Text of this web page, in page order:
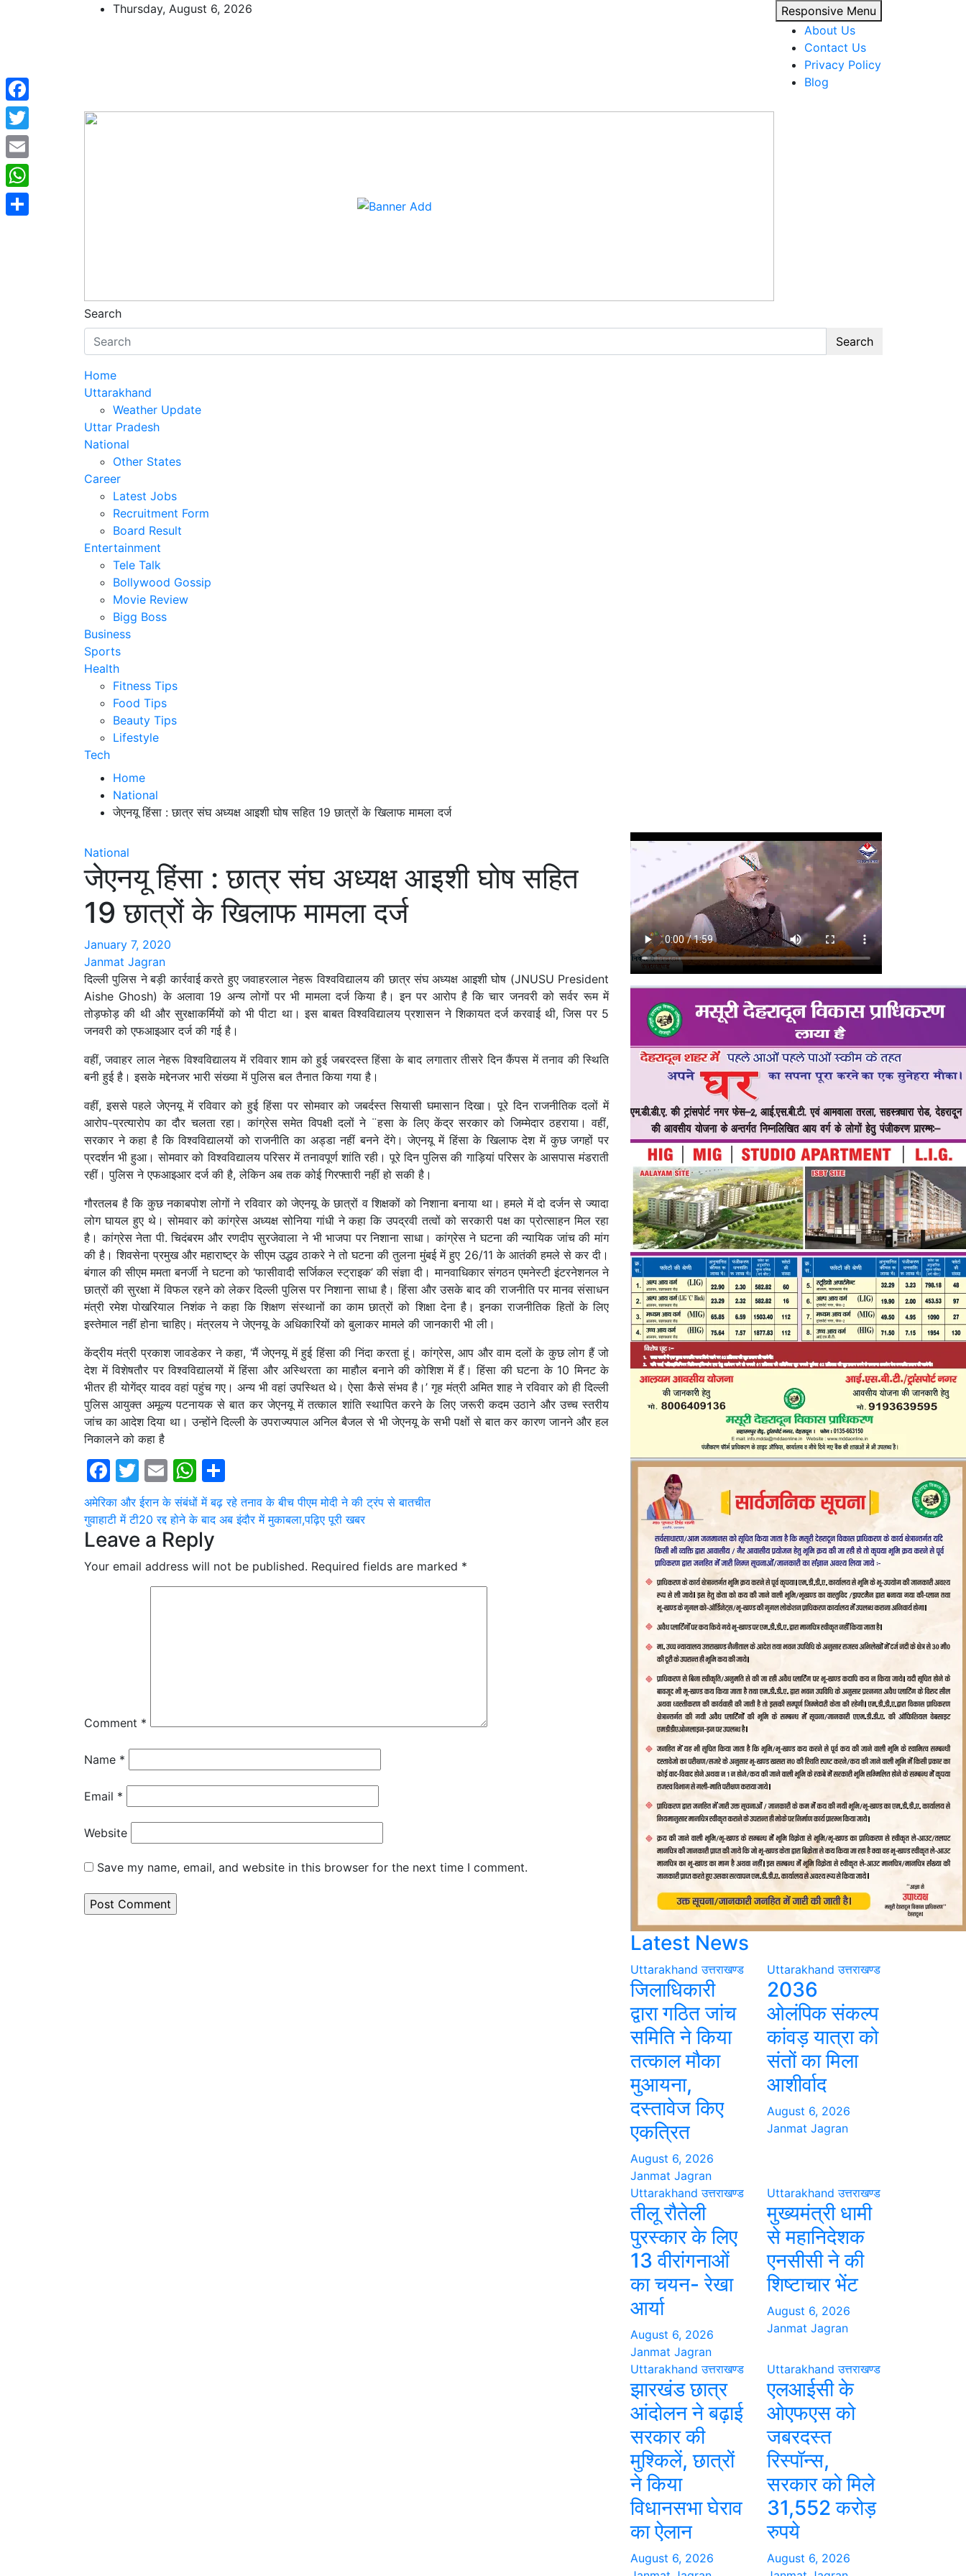
Thursday, August 6, 2026
Responsive Menu
About Us
Contact Us
Privacy Policy
Blog
Search
Search
Home
Uttarakhand
Weather Update
Uttar Pradesh
National
Other States
Career
Latest Jobs
Recruitment Form
Board Result
Entertainment
Tele Talk
Bollywood Gossip
Movie Review
Bigg Boss
Business
Sports
Health
Fitness Tips
Food Tips
Beauty Tips
Lifestyle
Tech
Home
National
जेएनयू हिंसा : छात्र संघ अध्यक्ष आइशी घोष सहित 19 छात्रों के खिलाफ मामला दर्ज
National
जेएनयू हिंसा : छात्र संघ अध्यक्ष आइशी घोष सहित
19 छात्रों के खिलाफ मामला दर्ज
January 7, 2020
Janmat Jagran
दिल्ली पुलिस ने बड़ी कार्रवाई करते हुए जवाहरलाल नेहरू विश्वविद्यालय की छात्र संघ अध्यक्ष आइशी घोष (JNUSU President
Aishe Ghosh) के अलावा 19 अन्य लोगों पर भी मामला दर्ज किया है। इन पर आरोप है कि चार जनवरी को सर्वर रूम में
तोड़फोड़ की थी और सुरक्षाकर्मियों को भी पीटा था। इस बाबत विश्वविद्यालय प्रशासन ने शिकायत दर्ज करवाई थी, जिस पर 5
जनवरी को एफआइआर दर्ज की गई है।
वहीं, जवाहर लाल नेहरू विश्वविद्यालय में रविवार शाम को हुई जबरदस्त हिंसा के बाद लगातार तीसरे दिन कैंपस में तनाव की स्थिति
बनी हुई है। इसके मद्देनजर भारी संख्या में पुलिस बल तैनात किया गया है।
वहीं, इससे पहले जेएनयू में रविवार को हुई हिंसा पर सोमवार को जबर्दस्त सियासी घमासान दिखा। पूरे दिन राजनीतिक दलों में
आरोप-प्रत्यारोप का दौर चलता रहा। कांग्रेस समेत विपक्षी दलों ने ¨हसा के लिए केंद्र सरकार को जिम्मेदार ठहराया। वहीं,
सरकार ने कहा है कि विश्वविद्यालयों को राजनीति का अड्डा नहीं बनने देंगे। जेएनयू में हिंसा के खिलाफ देश में कुछ जगहों पर
प्रदर्शन भी हुआ। सोमवार को विश्वविद्यालय परिसर में तनावपूर्ण शांति रही। पूरे दिन पुलिस की गाड़ियां परिसर के आसपास मंडराती
रहीं। पुलिस ने एफआइआर दर्ज की है, लेकिन अब तक कोई गिरफ्तारी नहीं हो सकी है।
गौरतलब है कि कुछ नकाबपोश लोगों ने रविवार को जेएनयू के छात्रों व शिक्षकों को निशाना बनाया था। हमले में दो दर्जन से ज्यादा
लोग घायल हुए थे। सोमवार को कांग्रेस अध्यक्ष सोनिया गांधी ने कहा कि उपद्रवी तत्वों को सरकारी पक्ष का प्रोत्साहन मिल रहा
है। कांग्रेस नेता पी. चिदंबरम और रणदीप सुरजेवाला ने भी भाजपा पर निशाना साधा। कांग्रेस ने घटना की न्यायिक जांच की मांग
की है। शिवसेना प्रमुख और महाराष्ट्र के सीएम उद्धव ठाकरे ने तो घटना की तुलना मुंबई में हुए 26/11 के आतंकी हमले से कर दी।
बंगाल की सीएम ममता बनर्जी ने घटना को ‘फासीवादी सर्जिकल स्ट्राइक’ की संज्ञा दी। मानवाधिकार संगठन एमनेस्टी इंटरनेशनल ने
छात्रों की सुरक्षा में विफल रहने को लेकर दिल्ली पुलिस पर निशाना साधा है। हिंसा और उसके बाद की राजनीति पर मानव संसाधन
मंत्री रमेश पोखरियाल निशंक ने कहा कि शिक्षण संस्थानों का काम छात्रों को शिक्षा देना है। इनका राजनीतिक हितों के लिए
इस्तेमाल नहीं होना चाहिए। मंत्रलय ने जेएनयू के अधिकारियों को बुलाकर मामले की जानकारी भी ली।
केंद्रीय मंत्री प्रकाश जावडेकर ने कहा, ‘मैं जेएनयू में हुई हिंसा की निंदा करता हूं। कांग्रेस, आप और वाम दलों के कुछ लोग हैं जो
देश में विशेषतौर पर विश्वविद्यालयों में हिंसा और अस्थिरता का माहौल बनाने की कोशिश में हैं। हिंसा की घटना के 10 मिनट के
भीतर ही योगेंद्र यादव वहां पहुंच गए। अन्य भी वहां उपस्थित थे। ऐसा कैसे संभव है।’ गृह मंत्री अमित शाह ने रविवार को ही दिल्ली
पुलिस आयुक्त अमूल्य पटनायक से बात कर जेएनयू में तत्काल शांति स्थापित करने के लिए जरूरी कदम उठाने और उच्च स्तरीय
जांच का आदेश दिया था। उन्होंने दिल्ली के उपराज्यपाल अनिल बैजल से भी जेएनयू के सभी पक्षों से बात कर कारण जानने और हल
निकालने को कहा है
Facebook
Twitter
EmailWhatsApp
Post
navigation
अमेरिका और ईरान के संबंधों में बढ़ रहे तनाव के बीच पीएम मोदी ने की ट्रंप से बातचीत
गुवाहाटी में टी20 रद्द होने के बाद अब इंदौर में मुकाबला,पढ़िए पूरी खबर
Leave a Reply
Your email address will not be published. Required fields are marked *
Comment *
Name *
Email *
Website
Save my name, email, and website in this browser for the next time I comment.
Latest News
Uttarakhand उत्तराखण्ड
जिलाधिकारी
द्वारा गठित जांच
समिति ने किया
तत्काल मौका
मुआयना,
दस्तावेज किए
एकत्रित
August 6, 2026
Janmat Jagran
Uttarakhand उत्तराखण्ड
2036
ओलंपिक संकल्प
कांवड़ यात्रा को
संतों का मिला
आशीर्वाद
August 6, 2026
Janmat Jagran
Uttarakhand उत्तराखण्ड
तीलू रौतेली
पुरस्कार के लिए
13 वीरांगनाओं
का चयन- रेखा
आर्या
August 6, 2026
Janmat Jagran
Uttarakhand उत्तराखण्ड
मुख्यमंत्री धामी
से महानिदेशक
एनसीसी ने की
शिष्टाचार भेंट
August 6, 2026
Janmat Jagran
Uttarakhand उत्तराखण्ड
झारखंड छात्र
आंदोलन ने बढ़ाई
सरकार की
मुश्किलें, छात्रों
ने किया
विधानसभा घेराव
का ऐलान
August 6, 2026
Uttarakhand उत्तराखण्ड
एलआईसी के
ओएफएस को
जबरदस्त
रिस्पॉन्स,
सरकार को मिले
31,552 करोड़
रुपये
August 6, 2026
Facebook
Twitter
Email
WhatsApp